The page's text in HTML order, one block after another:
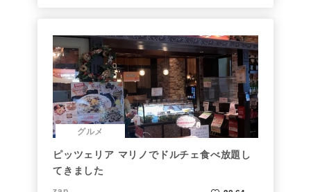
グルメ
ピッツェリア マリノでドルチェ食べ放題し
てきました